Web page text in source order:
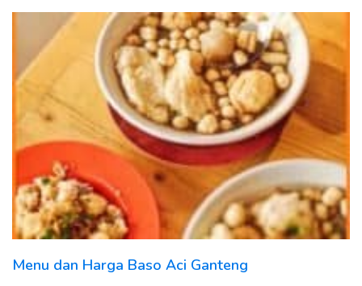
Menu dan Harga Baso Aci Ganteng